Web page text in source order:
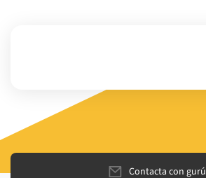
Contacta con gurú